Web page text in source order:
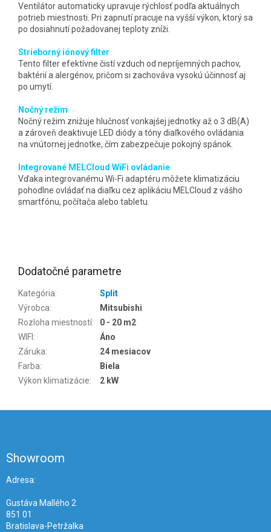
Ventilátor automaticky upravuje rýchlosť podľa aktuálnych
potrieb miestnosti. Pri zapnutí pracuje na vyšší výkon, ktorý sa
po dosiahnutí požadovanej teploty zníži.
Strieborný iónový filter
Tento filter efektívne čistí vzduch od nepríjemných pachov,
baktérií a alergénov, pričom si zachováva vysokú účinnosť aj
po umytí.
Nočný režim
Nočný režim znižuje hlučnosť vonkajšej jednotky až o 3 dB(A)
a zároveň deaktivuje LED diódy a tóny diaľkového ovládania
na vnútornej jednotke, čím zabezpečuje pokojný spánok.
Integrované MELCloud WiFi ovládanie
Vďaka integrovanému Wi-Fi adaptéru môžete klimatizáciu
pohodlne ovládať na diaľku cez aplikáciu MELCloud z vášho
smartfónu, počítača alebo tabletu.
Dodatočné parametre
Kategória:
Split
Výrobca:
Mitsubishi
Rozloha miestností:
0 - 20 m2
WIFI:
Áno
Záruka:
24 mesiacov
Farba:
Biela
Výkon klimatizácie: 2 kW
Showroom
Adresa:
Gustáva Mallého 2
851 01
Bratislava-Petržalka